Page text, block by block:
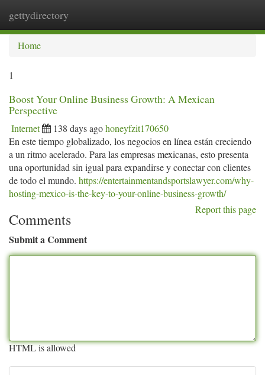
gettydirectory
Home
1
Boost Your Online Business Growth: A Mexican
Perspective
Internet 138 days agohoneyfzit170650
En este tiempo globalizado, los negocios en línea están creciendo
a un ritmo acelerado. Para las empresas mexicanas, esto presenta
una oportunidad sin igual para expandirse y conectar con clientes
de todo el mundo. https://entertainmentandsportslawyer.com/why-
hosting-mexico-is-the-key-to-your-online-business-growth/
Report this page
Comments
Submit a Comment
HTML is allowed